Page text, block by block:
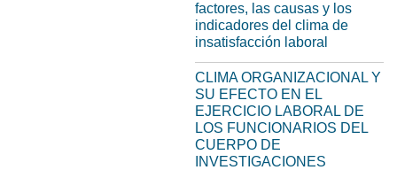
factores, las causas y los
indicadores del clima de
insatisfacción laboral
CLIMA ORGANIZACIONAL Y
SU EFECTO EN EL
EJERCICIO LABORAL DE
LOS FUNCIONARIOS DEL
CUERPO DE
INVESTIGACIONES